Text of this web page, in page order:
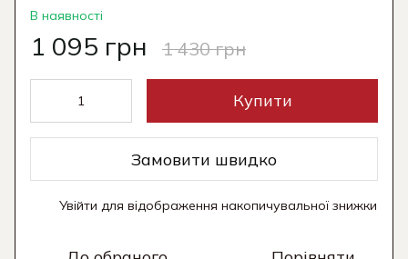
В наявності
1 095 грн 1 430 грн
Купити
Замовити швидко
Увійти для відображення накопичувальної знижки